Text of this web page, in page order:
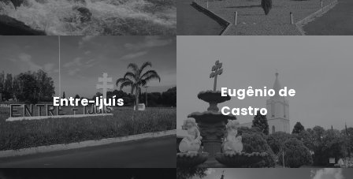
Entre-Ijuís
Eugênio de
Castro